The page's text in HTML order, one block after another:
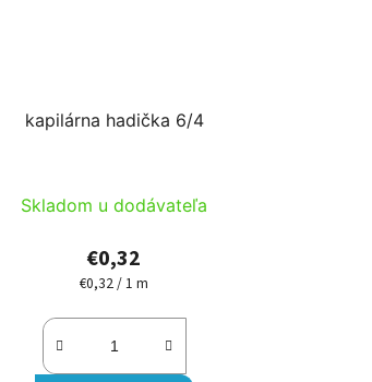
kapilárna hadička 6/4
Skladom u dodávateľa
€0,32
Jednotková
€0,32 / 1 m